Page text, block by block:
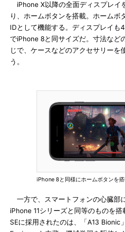
iPhone X以降の全面ディスプレイ
り、ホームボタンを搭載。ホームボ
IDとして機能する。ディスプレイも
でiPhone 8と同サイズだ。寸法など
じで、ケースなどのアクセサリーを
う。
iPhone 8と同様にホームボタンを
一方で、スマートフォンの心臓部
iPhone 11シリーズと同等のものを
SEに採用されたのは、「A13 Bionic